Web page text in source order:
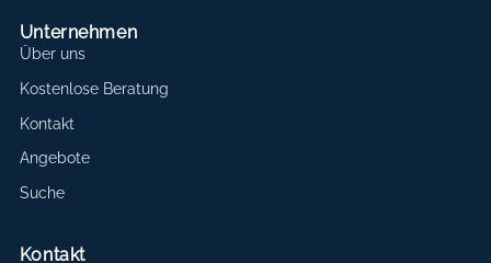
Unternehmen
Über uns
Kostenlose Beratung
Kontakt
Angebote
Suche
Kontakt